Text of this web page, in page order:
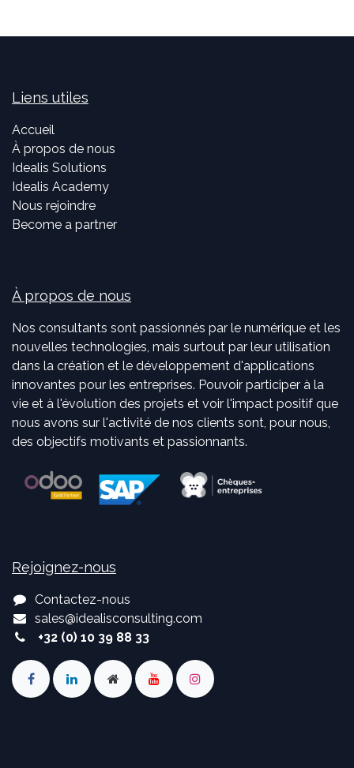
Liens utiles
Accueil
À propos de nous
Idealis Solutions
Idealis Academy
Nous rejoindre
Become a partner
À propos de nous
Nos consultants sont passionnés par le numérique et les
nouvelles technologies, mais surtout par leur utilisation
dans la création et le développement d'applications
innovantes pour les entreprises. Pouvoir participer à la
vie et à l'évolution des projets et voir l'impact positif que
nous avons sur l'activité de nos clients sont, pour nous,
des objectifs motivants et passionnants.
Rejoignez-nous
Contactez-nous
sales@idealisconsulting.com
+32 (0) 10 39 88 33